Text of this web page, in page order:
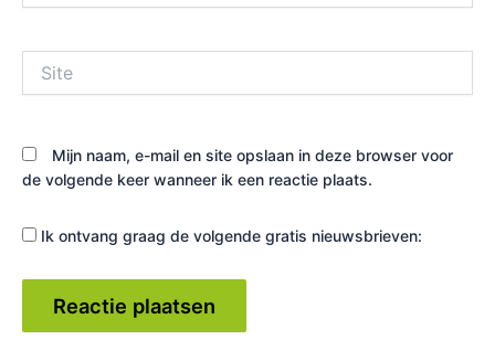
Mijn naam, e-mail en site opslaan in deze browser voor
de volgende keer wanneer ik een reactie plaats.
Ik ontvang graag de volgende gratis nieuwsbrieven: